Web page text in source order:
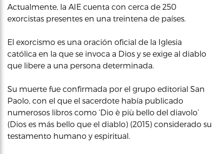
Actualmente, la AIE cuenta con cerca de 250
exorcistas presentes en una treintena de países.
El exorcismo es una oración oficial de la Iglesia
católica en la que se invoca a Dios y se exige al diablo
que libere a una persona determinada.
Su muerte fue confirmada por el grupo editorial San
Paolo, con el que el sacerdote había publicado
numerosos libros como ‘Dio è più bello del diavolo’
(Dios es más bello que el diablo) (2015) considerado su
testamento humano y espiritual.